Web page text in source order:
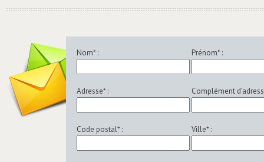
Nom* : Prénom* :
Adresse* : Complément
Code postal* : Ville* :